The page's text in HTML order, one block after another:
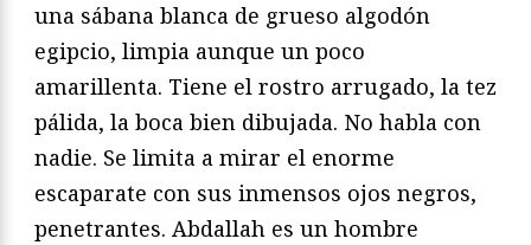
una sábana blanca de grueso algodón
egipcio, limpia aunque un poco
amarillenta. Tiene el rostro arrugado, la tez
pálida, la boca bien dibujada. No habla con
nadie. Se limita a mirar el enorme
escaparate con sus inmensos ojos negros,
penetrantes. Abdallah es un hombre